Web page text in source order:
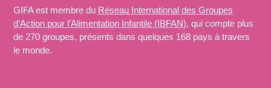
GIFA est membre du Réseau International des Groupes
d’Action pour l’Alimentation Infantile (IBFAN), qui compte plus
de 270 groupes, présents dans quelques 168 pays à travers
le monde.